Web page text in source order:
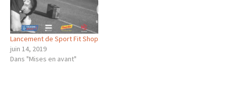
Lancement de Sport Fit Shop
juin 14, 2019
Dans "Mises en avant"